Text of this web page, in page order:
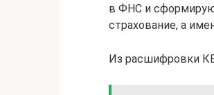
в ФНС и
страхование, а
Из расшифровки